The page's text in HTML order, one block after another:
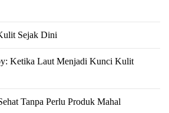
Sejak Dini
Ketika Laut Menjadi Kunci Kulit
Tanpa Perlu Produk Mahal